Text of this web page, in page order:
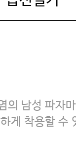
의 남성 파자
게 착용할 수